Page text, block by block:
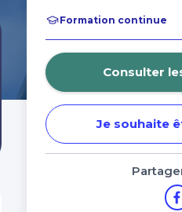
Formation continue
Consulter
Je souhaite